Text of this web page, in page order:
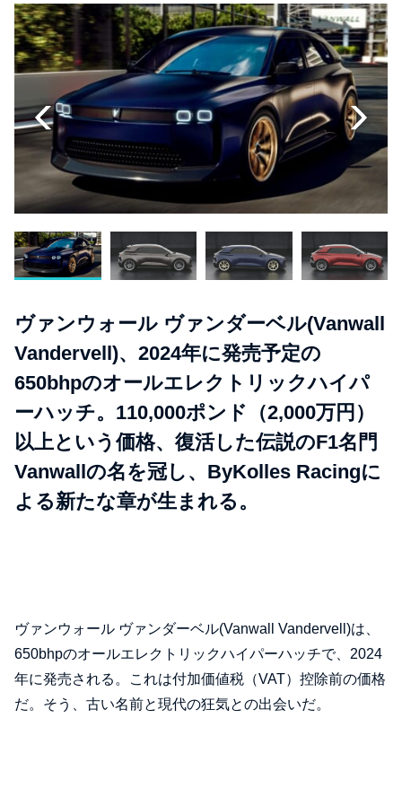
ヴァンウォール ヴァンダーベル(Vanwall
Vandervell)、2024年に発売予定の
650bhpのオールエレクトリックハイパ
ーハッチ。110,000ポンド（2,000万円）
以上という価格、復活した伝説のF1名門
Vanwallの名を冠し、ByKolles Racingに
よる新たな章が生まれる。
ヴァンウォール ヴァンダーベル(Vanwall Vandervell)は、
650bhpのオールエレクトリックハイパーハッチで、2024
年に発売される。これは付加価値税（VAT）控除前の価格
だ。そう、古い名前と現代の狂気との出会いだ。